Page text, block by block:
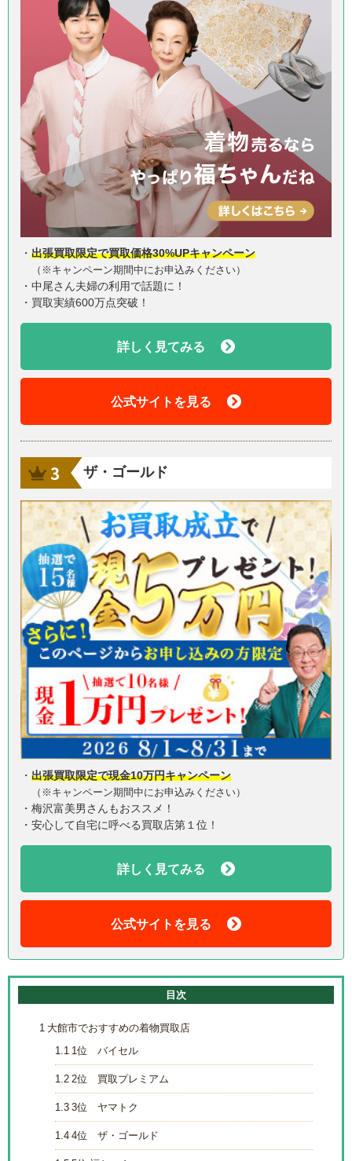
・ 出張買取限定で買取価格30%UPキャンペーン
（※キャンペーン期間中にお申込みください）
・中尾さん夫婦の利用で話題に！
・買取実績600万点突破！
詳しく見てみる
公式サイトを見る
ザ・ゴールド
・ 出張買取限定で現金10万円キャンペーン
（※キャンペーン期間中にお申込みください）
・梅沢富美男さんもおススメ！
・安心して自宅に呼べる買取店第１位！
詳しく見てみる
公式サイトを見る
目次
1 大館市でおすすめの着物買取店
1.1 1位 バイセル
1.22位 買取プレミアム
1.33位 ヤマトク
1.44位 ザ・ゴールド